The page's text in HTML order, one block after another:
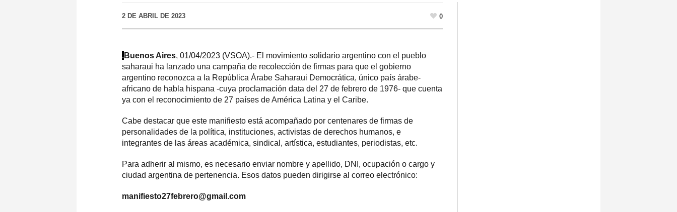
2 DE ABRIL DE 2023 0
. Buenos Aires, 01/04/2023 (VSOA).- El movimiento solidario argentino con el pueblo
saharaui ha lanzado una campaña de recolección de firmas para que el gobierno
argentino reconozca a la República Árabe Saharaui Democrática, único país árabe-
africano de habla hispana -cuya proclamación data del 27 de febrero de 1976- que cuenta
ya con el reconocimiento de 27 países de América Latina y el Caribe.
Cabe destacar que este manifiesto está acompañado por centenares de firmas de
personalidades de la política, instituciones, activistas de derechos humanos, e
integrantes de las áreas académica, sindical, artística, estudiantes, periodistas, etc.
Para adherir al mismo, es necesario enviar nombre y apellido, DNI, ocupación o cargo y
ciudad argentina de pertenencia. Esos datos pueden dirigirse al correo electrónico:
manifiesto27febrero@gmail.com